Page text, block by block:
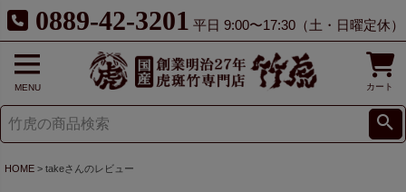
0889-42-3201 平日 9:00〜17:30（土・日曜定休）
MENU カート
HOME takeさんのレビュー